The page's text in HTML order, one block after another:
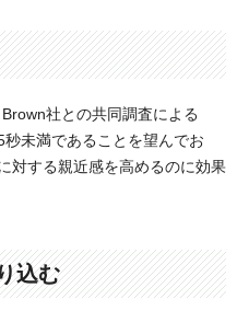
社との共同調査による
未満であることを望んでお
対する親近感を高めるのに効果
込む